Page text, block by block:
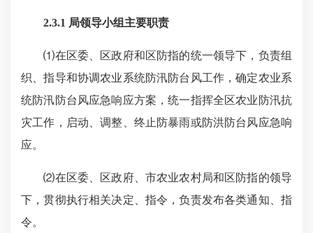
2.3.1 局领导小组主要职责
⑴在区委、区政府和区防指的统一领导下，负责组
织、指导和协调农业系统防汛防台风工作，确定农业系
统防汛防台风应急响应方案，统一指挥全区农业防汛抗
灾工作，启动、调整、终止防暴雨或防洪防台风应急响
应。
⑵在区委、区政府、市农业农村局和区防指的领导
下，贯彻执行相关决定、指令，负责发布各类通知、指
令。